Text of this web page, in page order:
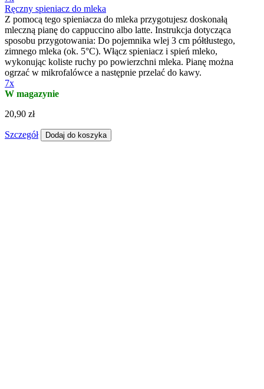
Ręczny spieniacz do mleka
Z pomocą tego spieniacza do mleka przygotujesz doskonałą
mleczną pianę do cappuccino albo latte. Instrukcja dotycząca
sposobu przygotowania: Do pojemnika wlej 3 cm półtłustego,
zimnego mleka (ok. 5°C). Włącz spieniacz i spień mleko,
wykonując koliste ruchy po powierzchni mleka. Pianę można
ogrzać w mikrofalówce a następnie przelać do kawy.
7x
W magazynie
20,90 zł
Szczegół Dodaj do koszyka